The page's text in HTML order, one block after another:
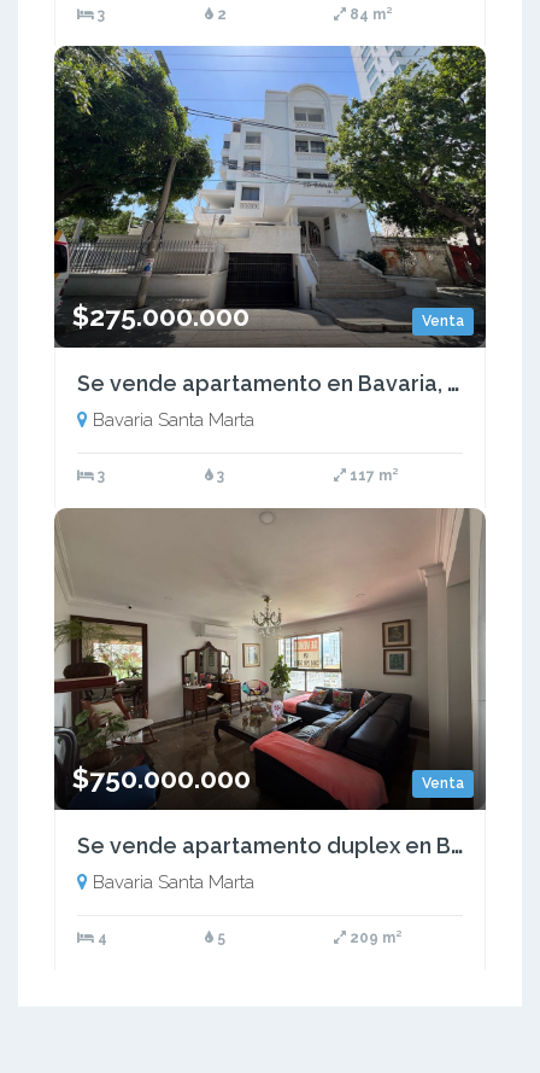
3 2 84 m²
Venta
$275.000.000
Se vende apartamento en Bavaria, Santa Marta
Bavaria Santa Marta
3 3 117 m²
Venta
$750.000.000
Se vende apartamento duplex en Bavaria, Santa Marta
Bavaria Santa Marta
4 5 209 m²